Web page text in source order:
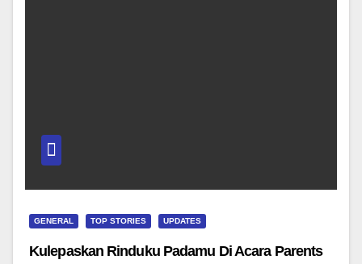
GENERAL TOP STORIES UPDATES
Kulepaskan Rinduku Padamu Di Acara Parents